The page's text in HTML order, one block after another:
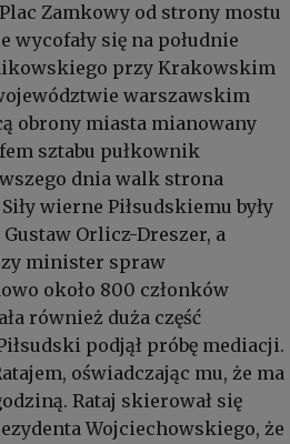
Zamkowy od strony mostu
się na południe
przy Krakowskim
warszawskim
obrony miasta mianowany
sztabu pułkownik
dnia walk strona
wierne Piłsudskiemu były
Orlicz-Dreszer, a
minister spraw
około 800 członków
również duża część
podjął próbę mediacji.
oświadczając mu, że ma
Rataj skierował się
Wojciechowskiego, że